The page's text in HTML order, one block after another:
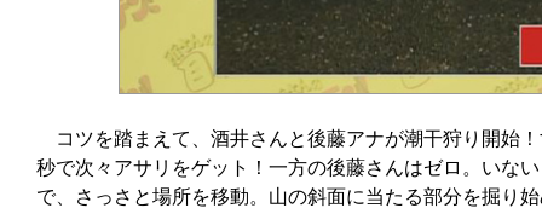
コツを踏まえて、酒井さんと後藤アナが潮干狩り開始
秒で次々アサリをゲット！一方の後藤さんはゼロ。いな
で、さっさと場所を移動。山の斜面に当たる部分を掘り